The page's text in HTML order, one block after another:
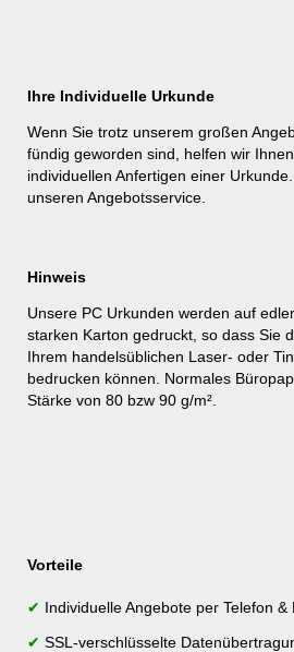
Ihre Individuelle Urkunde
Wenn Sie trotz unserem großen
fündig geworden sind, helfen wir
individuellen Anfertigen einer
unseren Angebotsservice
Hinweis
Unsere PC Urkunden werden auf
starken Karton gedruckt, so dass Sie
Ihrem handelsüblichen Laser- oder
bedrucken können. Normales
Stärke von 80 bzw 90 g/m².
Vorteile
✔ Individuelle Angebote per Telefon &
✔ SSL-verschlüsselte